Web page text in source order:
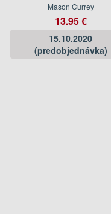
Mason Currey
13.95 €
15.10.2020
(predobjednávka)